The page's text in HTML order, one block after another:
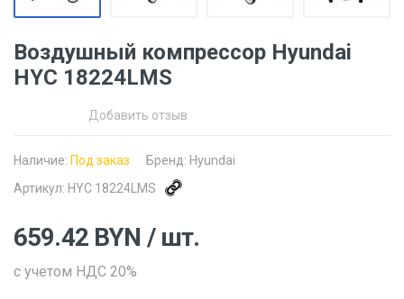
Воздушный компрессор Hyundai
HYC 18224LMS
Добавить отзыв
Наличие: Под заказ Бренд: Hyundai
Артикул: HYC 18224LMS
659.42 BYN / шт.
с учетом НДС 20%